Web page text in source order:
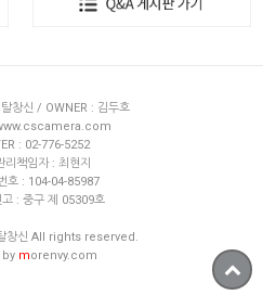
창신 / OWNER : 김두호
: 02-776-5252
리책임자 : 최현지
호 : 104-04-85987
: 중구 제 05309호
창신 All rights reserved.
morenvy.com